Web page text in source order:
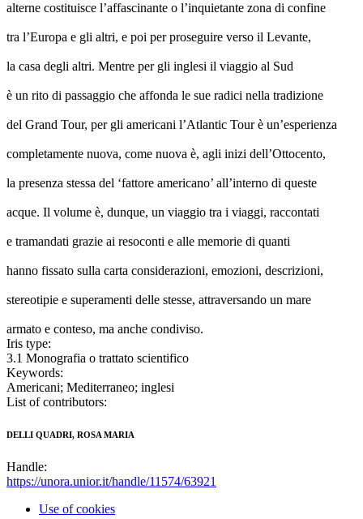
alterne costituisce l’affascinante o l’inquietante zona di confine
tra l’Europa e gli altri, e poi per proseguire verso il Levante,
la casa degli altri. Mentre per gli inglesi il viaggio al Sud
è un rito di passaggio che affonda le sue radici nella tradizione
del Grand Tour, per gli americani l’Atlantic Tour è un’esperienza
completamente nuova, come nuova è, agli inizi dell’Ottocento,
la presenza stessa del ‘fattore americano’ all’interno di queste
acque. Il volume è, dunque, un viaggio tra i viaggi, raccontati
e tramandati grazie ai resoconti e alle memorie di quanti
hanno fissato sulla carta considerazioni, emozioni, descrizioni,
stereotipie e superamenti delle stesse, attraversando un mare
armato e conteso, ma anche condiviso.
Iris type:
3.1 Monografia o trattato scientifico
Keywords:
Americani; Mediterraneo; inglesi
List of contributors:
DELLI QUADRI, ROSA MARIA
Handle:
https://unora.unior.it/handle/11574/63921
Use of cookies